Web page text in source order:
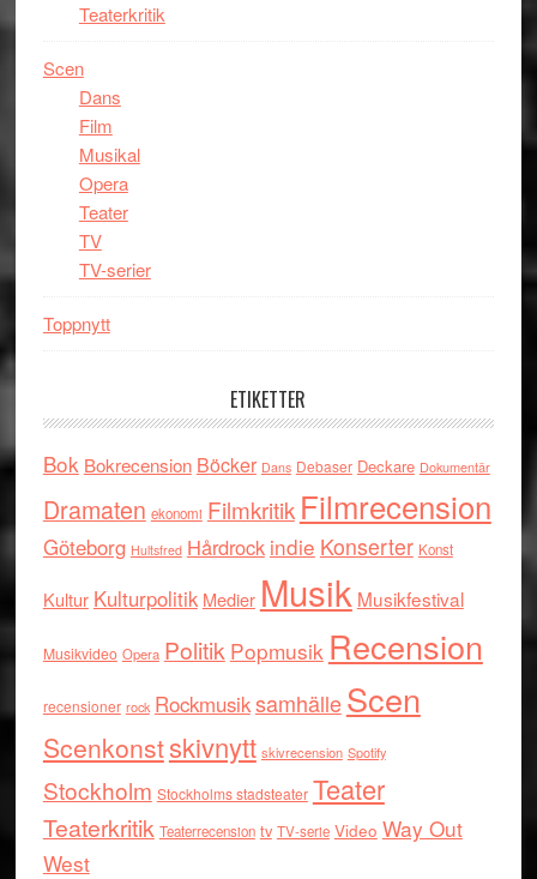
Teaterkritik
Scen
Dans
Film
Musikal
Opera
Teater
TV
TV-serier
Toppnytt
ETIKETTER
Bok Bokrecension Böcker Dans Debaser Deckare Dokumentär
Dramaten ekonomi Filmkritik Filmrecension
Göteborg Hultsfred Hårdrock indie Konserter Konst
Kultur Kulturpolitik Medier Musik Musikfestival
Musikvideo Opera Politik Popmusik Recension
recensioner rock RockmusiksamhälleScen
Scenkonstskivnytt skivrecension Spotify
Stockholm Stockholms stadsteater Teater
Teaterkritik Teaterrecension tv TV-serie Video Way Out
West